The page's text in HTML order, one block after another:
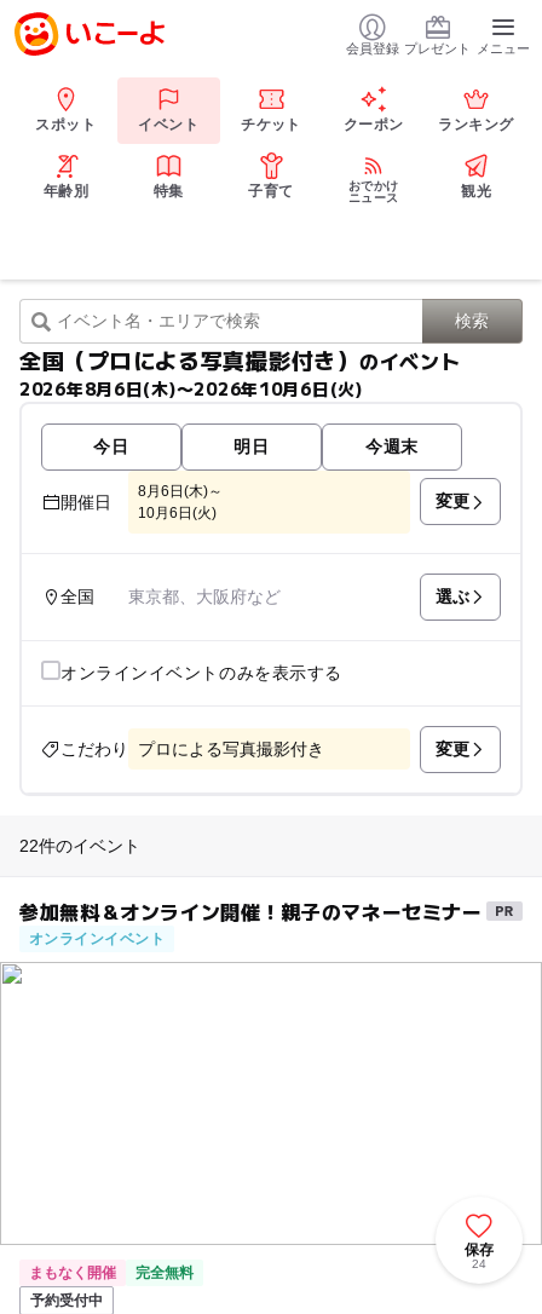
会員登録 プレゼント メニュー
スポット イベント チケット クーポン ランキング
年齢別 特集 子育て
おでかけ
ニュース
観光
全国（プロによる写真撮影付き） のイベント
2026年8月6日(木)〜2026年10月6日(火)
今日 明日 今週末
開催日
8月6日(木)～
10月6日(火)
変更
全国 東京都、大阪府など 選ぶ
オンラインイベントのみを表示する
こだわり プロによる写真撮影付き 変更
22件のイベント
参加無料＆オンライン開催！親子のマネーセミナー
オンラインイベント
保存
24
まもなく開催
完全無料
予約受付中